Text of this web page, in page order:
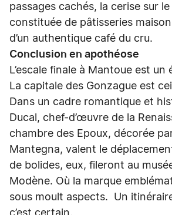
passages cachés, la cerise sur
constituée de pâtisseries
d’un authentique café du cru.
Conclusion en apothéose
L’escale finale à Mantoue est un
La capitale des Gonzague est
Dans un cadre romantique et
Ducal, chef-d’œuvre de la
chambre des Epoux, décorée
Mantegna, valent le
de bolides, eux, fileront au
Modène. Où la marque
sous moult aspects. Un